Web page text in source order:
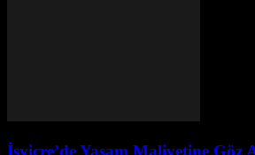
İsviçre’de Yaşam Maliyetine Göz